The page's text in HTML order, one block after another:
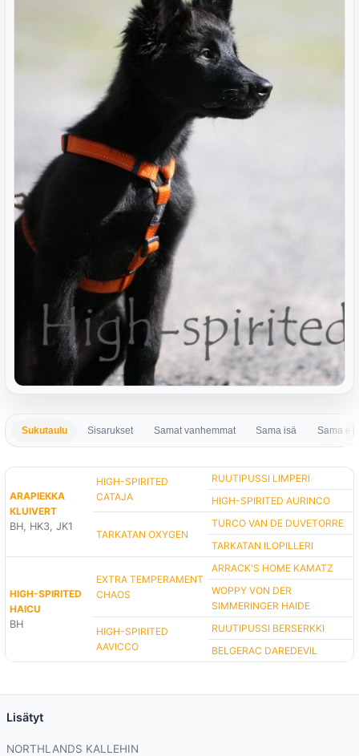
Sukutaulu Sisarukset Samat vanhemmat Sama isä Sama
ARAPIEKKA
KLUIVERT
BH, HK3, JK1
HIGH-SPIRITED
CATAJA
RUUTIPUSSI LIMPERI
HIGH-SPIRITED AURINCO
TARKATAN OXYGEN
TURCO VAN DE DUVETORRE
TARKATAN ILOPILLERI
HIGH-SPIRITED
HAICU
BH
EXTRA TEMPERAMENT
CHAOS
ARRACK'S HOME KAMATZ
WOPPY VON DER
SIMMERINGER HAIDE
HIGH-SPIRITED
AAVICCO
RUUTIPUSSI BERSERKKI
BELGERAC DAREDEVIL
Lisätyt
NORTHLANDS KALLEHIN